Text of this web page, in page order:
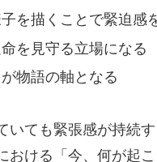
を描くことで緊迫感
を見守る立場になる
物語の軸となる
いても緊張感が持続
おける「今、何が起